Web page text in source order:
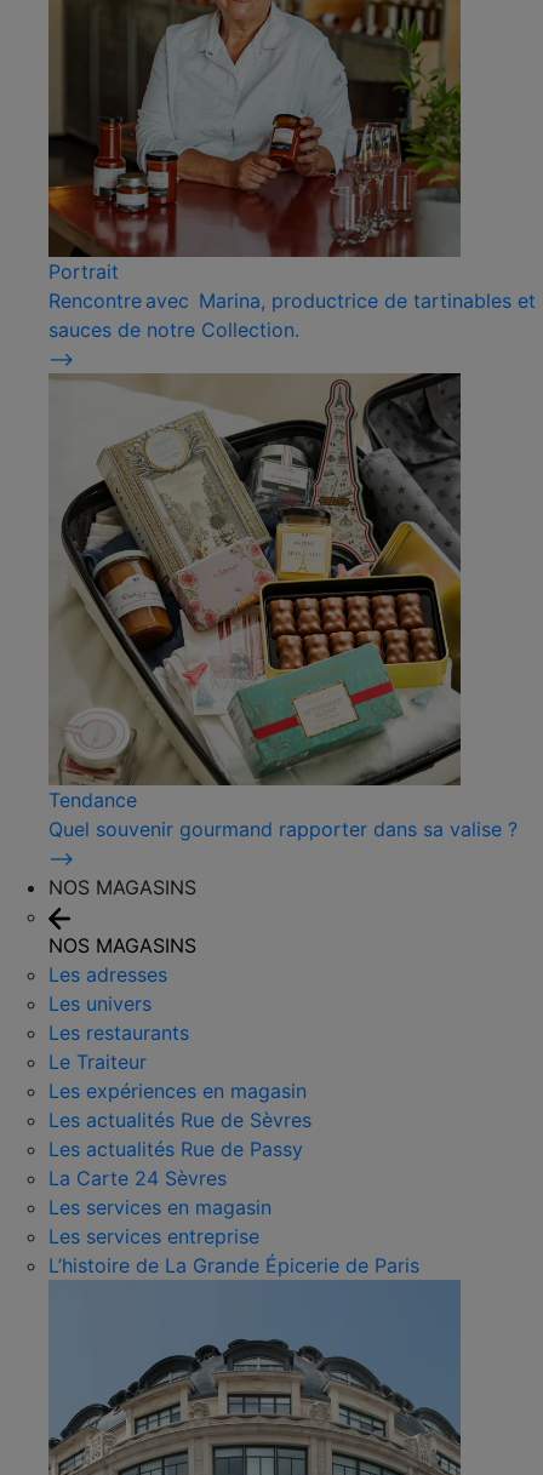
Portrait
Rencontre avec Marina, productrice de tartinables et
sauces de notre Collection.
⟶
Tendance
Quel souvenir gourmand rapporter dans sa valise ?
⟶
NOS MAGASINS
NOS MAGASINS
Les adresses
Les univers
Les restaurants
Le Traiteur
Les expériences en magasin
Les actualités Rue de Sèvres
Les actualités Rue de Passy
La Carte 24 Sèvres
Les services en magasin
Les services entreprise
L’histoire de La Grande Épicerie de Paris